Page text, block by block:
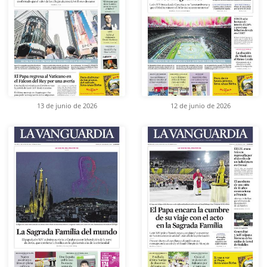
13 de junio de 2026 12 de junio de 2026